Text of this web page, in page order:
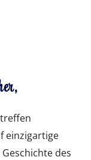
treffen
einzigartige
des